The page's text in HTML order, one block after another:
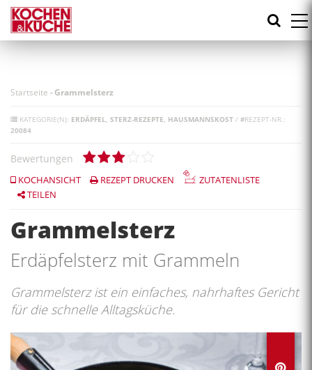
Direkt
zum
Inhalt
Startseite -Grammelsterz
KATEGORIE(N): ERDÄPFEL STERZ-REZEPTE HAUSMANNSKOST / #REZEPT-NR.:
20084
Bewertungen
KOCHANSICHT REZEPT DRUCKEN
ZUTATENLISTE
TEILEN
Grammelsterz
Erdäpfelsterz mit Grammeln
Grammelsterz ist ein einfaches, nahrhaftes Gericht
für die schnelle Alltagsküche.